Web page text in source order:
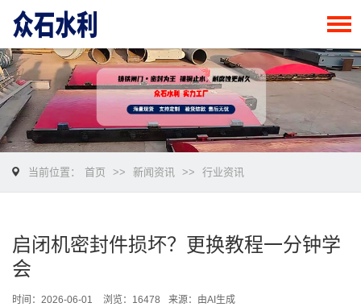
当前位置： 首页 >> 新闻资讯 >> 行业资讯
启闭机密封件损坏？更换教程一分钟学
会
时间：2026-06-01 浏览：16478 来源：由AI生成